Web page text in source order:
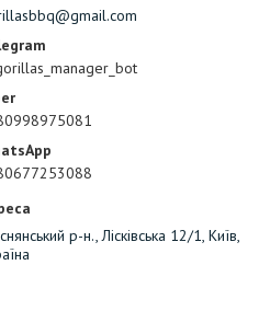
р-н., Лісківська 12/1, Київ,